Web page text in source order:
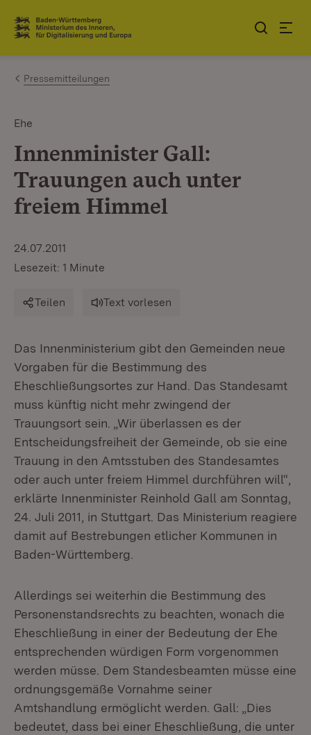
Zum Inhalt springen
Link zur Startseite
Pressemitteilungen
Ehe
Innenminister Gall:
Trauungen auch unter
freiem Himmel
24.07.2011
Lesezeit: 1 Minute
Teilen Text vorlesen
Das Innenministerium gibt den Gemeinden neue
Vorgaben für die Bestimmung des
Eheschließungsortes zur Hand. Das Standesamt
muss künftig nicht mehr zwingend der
Trauungsort sein. „Wir überlassen es der
Entscheidungsfreiheit der Gemeinde, ob sie eine
Trauung in den Amtsstuben des Standesamtes
oder auch unter freiem Himmel durchführen will“,
erklärte Innenminister Reinhold Gall am Sonntag,
24. Juli 2011, in Stuttgart. Das Ministerium reagiere
damit auf Bestrebungen etlicher Kommunen in
Baden-Württemberg.
Allerdings sei weiterhin die Bestimmung des
Personenstandsrechts zu beachten, wonach die
Eheschließung in einer der Bedeutung der Ehe
entsprechenden würdigen Form vorgenommen
werden müsse. Dem Standesbeamten müsse eine
ordnungsgemäße Vornahme seiner
Amtshandlung ermöglicht werden. Gall: „Dies
bedeutet, dass bei einer Eheschließung, die unter